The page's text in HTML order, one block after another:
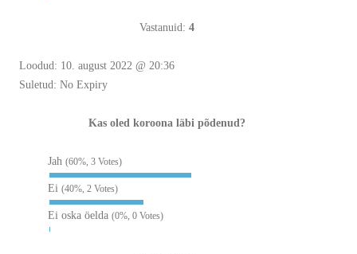
Vastanuid: 4
Loodud: 10. august 2022 @ 20:36
Suletud: No Expiry
Kas oled koroona läbi põdenud?
Jah (60%, 3 Votes)
Ei (40%, 2 Votes)
Ei oska öelda (0%, 0 Votes)